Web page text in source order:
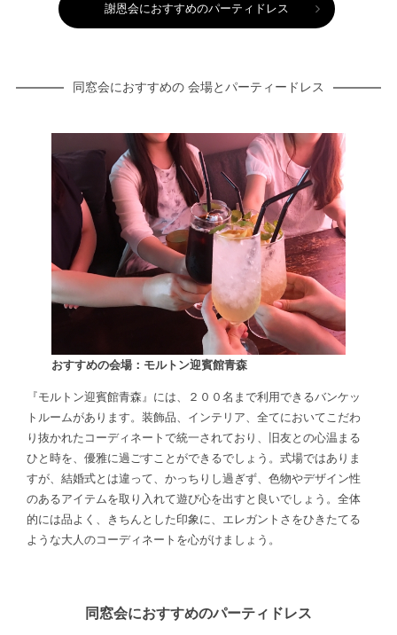
謝恩会におすすめのパーティドレス
同窓会におすすめの 会場とパーティードレス
おすすめの会場：モルトン迎賓館青森
『モルトン迎賓館青森』には、２００名まで利用できるバンケッ
トルームがあります。装飾品、インテリア、全てにおいてこだわ
り抜かれたコーディネートで統一されており、旧友との心温まる
ひと時を、優雅に過ごすことができるでしょう。式場ではありま
すが、結婚式とは違って、かっちりし過ぎず、色物やデザイン性
のあるアイテムを取り入れて遊び心を出すと良いでしょう。全体
的には品よく、きちんとした印象に、エレガントさをひきたてる
ような大人のコーディネートを心がけましょう。
同窓会におすすめのパーティドレス